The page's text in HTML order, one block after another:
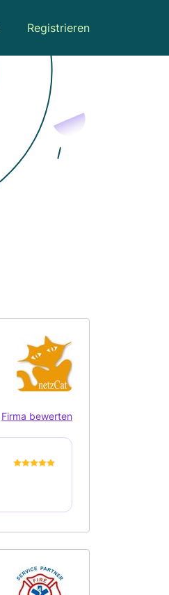
Registrieren
Firma bewerten